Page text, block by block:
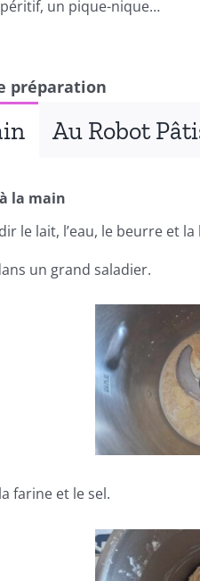
un pique-nique…
préparation
Au Robot
la main
le lait, l’eau, le beurre et
un grand saladier.
farine et le sel.